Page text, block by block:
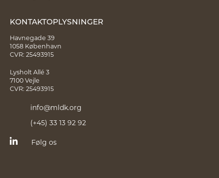
KONTAKTOPLYSNINGER
Havnegade 39
1058 København
CVR: 25493915
Lysholt Allé 3
7100 Vejle
CVR: 25493915
info@mldk.org
(+45) 33 13 92 92
Følg os